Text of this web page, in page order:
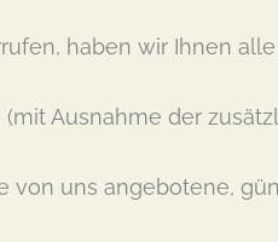
haben wir Ihnen
Ausnahme der
von uns angebotene,